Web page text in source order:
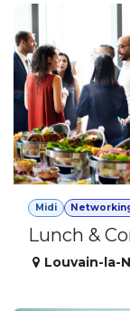
Midi
Lunch &
Louvain-la-